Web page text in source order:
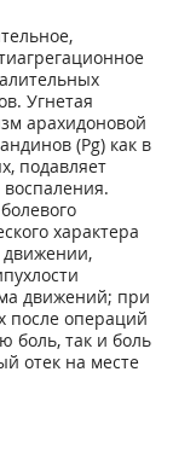
Угнетая
арахидоновой
(Pg) как в
подавляет
характера
движении,
движений; при
после операций
боль, так и боль
отек на месте